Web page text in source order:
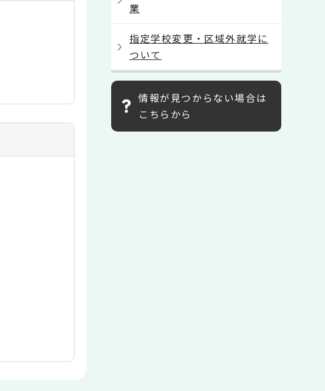
業
指定学校変更・区域外就学に
ついて
情報が見つからない場合は
こちらから